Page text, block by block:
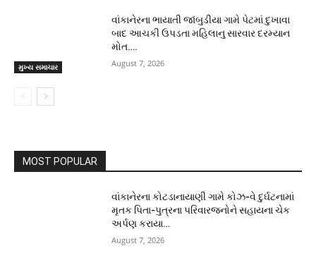
મુખ્ય સમાચાર
વાંકાનેરના ભાયાતી જાંબુડીયા ગામે પેટમાં દુખાવા
બાદ આચકી ઉપડતા મહિલાનુ સારવાર દરમ્યાન
મોત….
August 7, 2026
MOST POPULAR
વાંકાનેરના કોટડાનાયાણી ગામે કોઝ-વે દુર્ઘટનામાં
મૃતક પિતા-પુત્રના પરિવારજનોને સહાયના ચેક
અર્પણ કરાયા…
August 7, 2026